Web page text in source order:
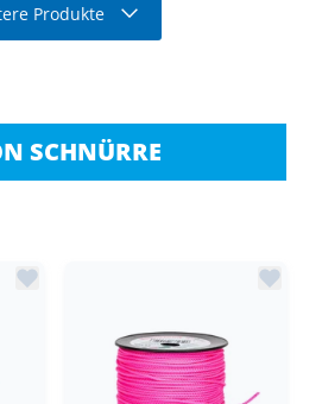
Produkte
SCHNÜRRE